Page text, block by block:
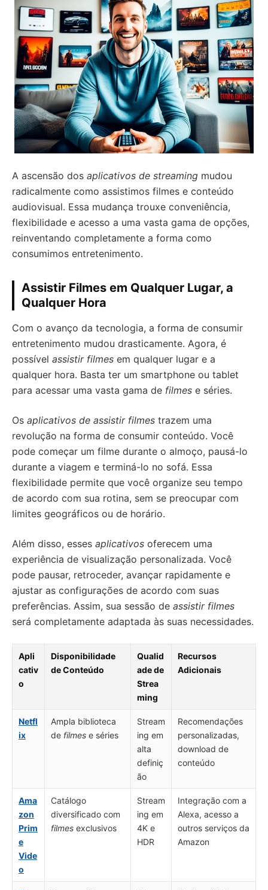
A ascensão dos aplicativos de streaming mudou
radicalmente como assistimos filmes e conteúdo
audiovisual. Essa mudança trouxe conveniência,
flexibilidade e acesso a uma vasta gama de opções,
reinventando completamente a forma como
consumimos entretenimento.
Assistir Filmes em Qualquer Lugar, a
Qualquer Hora
Com o avanço da tecnologia, a forma de consumir
entretenimento mudou drasticamente. Agora, é
possível assistir filmes em qualquer lugar e a
qualquer hora. Basta ter um smartphone ou tablet
para acessar uma vasta gama de filmes e séries.
Os aplicativos de assistir filmes trazem uma
revolução na forma de consumir conteúdo. Você
pode começar um filme durante o almoço, pausá-lo
durante a viagem e terminá-lo no sofá. Essa
flexibilidade permite que você organize seu tempo
de acordo com sua rotina, sem se preocupar com
limites geográficos ou de horário.
Além disso, esses aplicativos oferecem uma
experiência de visualização personalizada. Você
pode pausar, retroceder, avançar rapidamente e
ajustar as configurações de acordo com suas
preferências. Assim, sua sessão de assistir filmes
será completamente adaptada às suas necessidades.
Apli
cativ
o
Disponibilidade
de Conteúdo
Qualid
ade de
Strea
ming
Recursos
Adicionais
Netfl
ix
Ampla biblioteca
de filmes e séries
Stream
ing em
alta
definiç
ão
Recomendações
personalizadas,
download de
conteúdo
Ama
zon
Prim
e
Vide
o
Catálogo
diversificado com
filmes exclusivos
Stream
ing em
4K e
HDR
Integração com a
Alexa, acesso a
outros serviços da
Amazon